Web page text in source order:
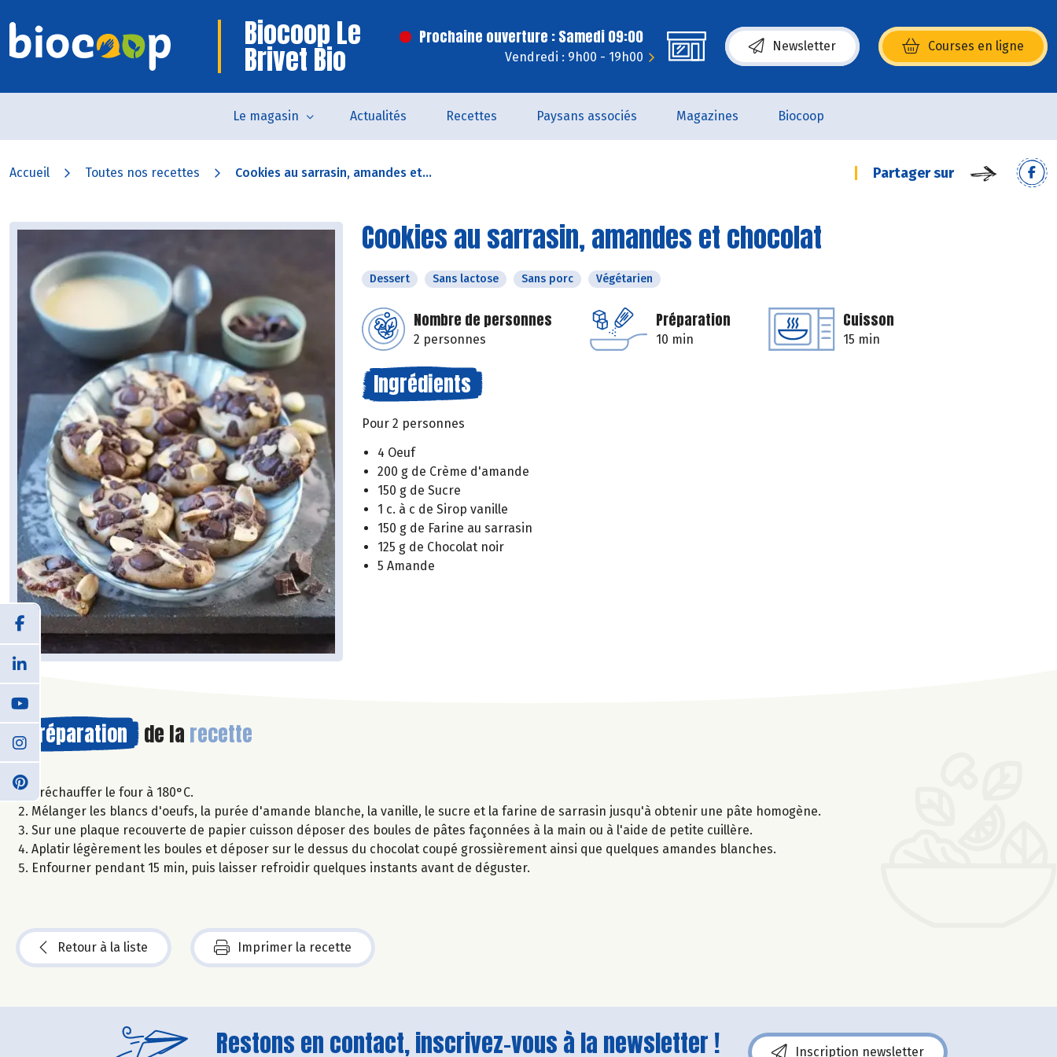
Biocoop Le
Brivet Bio
Prochaine ouverture : Samedi 09:00
Vendredi : 9h00 - 19h00
Newsletter Courses en ligne
(s’ouvre dans une nouvelle fenêtre)
Le magasin Actualités Recettes Paysans associés Magazines Biocoop
Accueil Toutes nos recettes Cookies au sarrasin, amandes et... Partager sur
Cookies au sarrasin, amandes et chocolat
Dessert Sans lactose Sans porc Végétarien
Nombre de personnes
2 personnes
Préparation
10 min
Cuisson
15 min
Ingrédients
Pour 2 personnes
4 Oeuf
200 g de Crème d'amande
150 g de Sucre
1 c. à c de Sirop vanille
150 g de Farine au sarrasin
125 g de Chocolat noir
5 Amande
Préparation de la recette
Préchauffer le four à 180°C.
Mélanger les blancs d'oeufs, la purée d'amande blanche, la vanille, le sucre et la farine de sarrasin jusqu'à obtenir une pâte homogène.
Sur une plaque recouverte de papier cuisson déposer des boules de pâtes façonnées à la main ou à l'aide de petite cuillère.
Aplatir légèrement les boules et déposer sur le dessus du chocolat coupé grossièrement ainsi que quelques amandes blanches.
Enfourner pendant 15 min, puis laisser refroidir quelques instants avant de déguster.
Retour à la liste Imprimer la recette
Restons en contact, inscrivez-vous à la newsletter ! Inscription newsletter